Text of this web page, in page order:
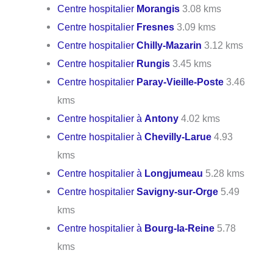
Centre hospitalier Morangis 3.08 kms
Centre hospitalier Fresnes 3.09 kms
Centre hospitalierChilly-Mazarin 3.12 kms
Centre hospitalier Rungis 3.45 kms
Centre hospitalier Paray-Vieille-Poste 3.46
kms
Centre hospitalier àAntony 4.02 kms
Centre hospitalier àChevilly-Larue 4.93
kms
Centre hospitalier à Longjumeau 5.28 kms
Centre hospitalierSavigny-sur-Orge 5.49
kms
Centre hospitalier à Bourg-la-Reine 5.78
kms